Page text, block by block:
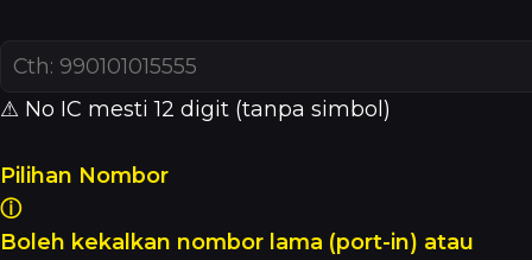
⚠ No IC mesti 12 digit (tanpa simbol)
Pilihan Nombor
ⓘ
Boleh kekalkan nombor lama (port-in) atau